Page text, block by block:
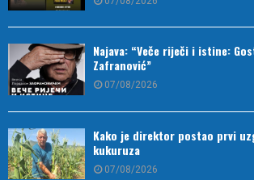
Najava: “Veče riječi i istine:
Zafranović”
07/08/2026
Kako je direktor postao prvi
kukuruza
07/08/2026